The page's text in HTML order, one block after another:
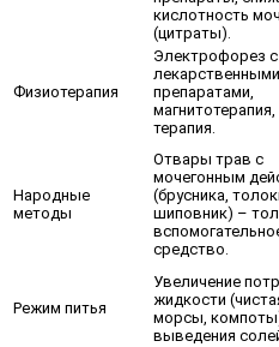
кислотность
(цитраты).
Физиотерапия
Электрофорез с
лекарственными
препаратами,
терапия.
Народные
методы
Отвары трав с
мочегонным
(брусника,
шиповник) –
средство.
Режим питья
Увеличение
жидкости
морсы,
выведения